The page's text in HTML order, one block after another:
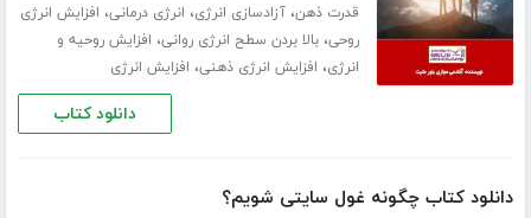
قدرت ذهن،آزادسازی انرژی، انرژی درمانی، افزایش انرژی
روحی،بالا بردن سطح انرژی روانی، افزایش روحیه و
انرژی، افزایش انرژی ذهنی، افزایش انرژی
دانلود کتاب
دانلود کتاب چگونه غول سایتی شویم؟